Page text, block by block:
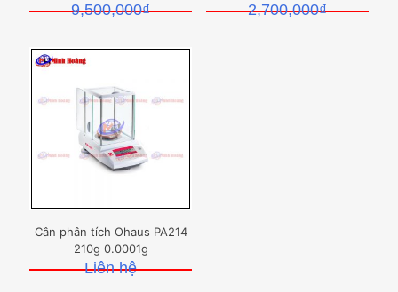
9,500,000₫ 2,700,000₫
Cân phân tích Ohaus PA214
210g 0.0001g
Liên hệ